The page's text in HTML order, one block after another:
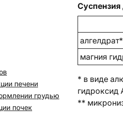
печени
грудью
почек
Суспензия
алгелдрат*
магния
* в виде
гидроксид
**